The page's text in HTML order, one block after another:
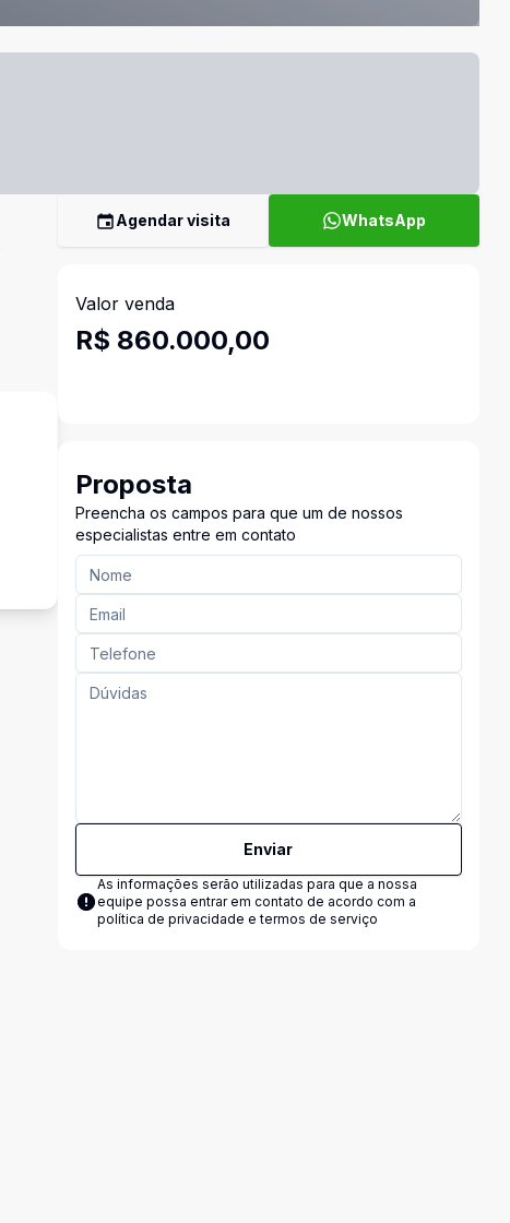
Agendar visita WhatsApp
Valor venda
R$ 860.000,00
Proposta
Preencha os campos para que um de nossos
especialistas entre em contato
Enviar
As informações serão utilizadas para que a nossa
equipe possa entrar em contato de acordo com a
política de privacidade e termos de serviço